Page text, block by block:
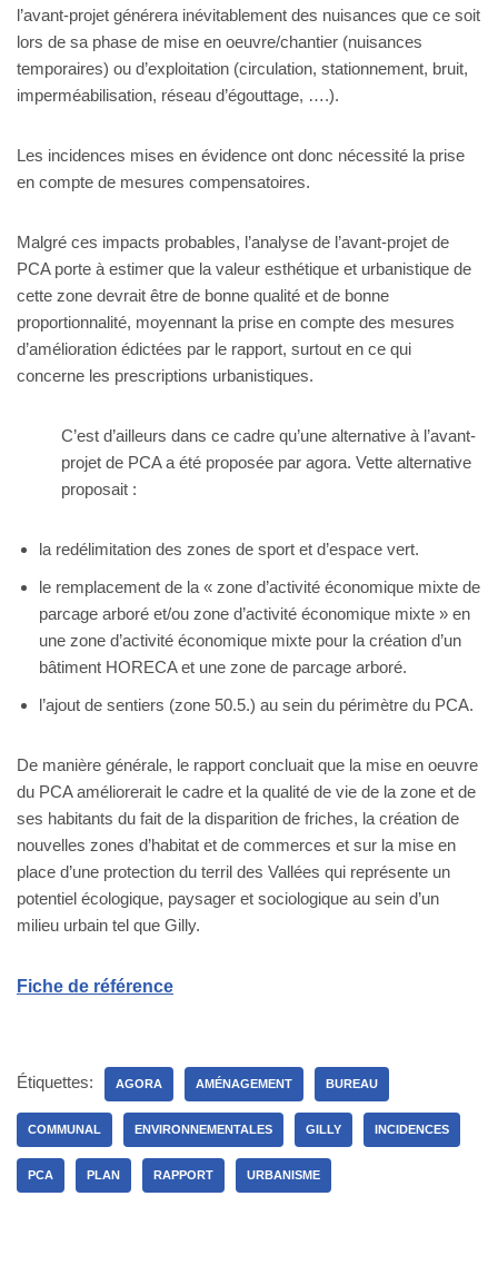
l’avant-projet générera inévitablement des nuisances que ce soit
lors de sa phase de mise en oeuvre/chantier (nuisances
temporaires) ou d’exploitation (circulation, stationnement, bruit,
imperméabilisation, réseau d’égouttage, ….).
Les incidences mises en évidence ont donc nécessité la prise
en compte de mesures compensatoires.
Malgré ces impacts probables, l’analyse de l’avant-projet de
PCA porte à estimer que la valeur esthétique et urbanistique de
cette zone devrait être de bonne qualité et de bonne
proportionnalité, moyennant la prise en compte des mesures
d’amélioration édictées par le rapport, surtout en ce qui
concerne les prescriptions urbanistiques.
C’est d’ailleurs dans ce cadre qu’une alternative à l’avant-
projet de PCA a été proposée par agora. Vette alternative
proposait :
la redélimitation des zones de sport et d’espace vert.
le remplacement de la « zone d’activité économique mixte de
parcage arboré et/ou zone d’activité économique mixte » en
une zone d’activité économique mixte pour la création d’un
bâtiment HORECA et une zone de parcage arboré.
l’ajout de sentiers (zone 50.5.) au sein du périmètre du PCA.
De manière générale, le rapport concluait que la mise en oeuvre
du PCA améliorerait le cadre et la qualité de vie de la zone et de
ses habitants du fait de la disparition de friches, la création de
nouvelles zones d’habitat et de commerces et sur la mise en
place d’une protection du terril des Vallées qui représente un
potentiel écologique, paysager et sociologique au sein d’un
milieu urbain tel que Gilly.
Fiche de référence
Étiquettes: AGORA AMÉNAGEMENT BUREAU
COMMUNAL ENVIRONNEMENTALES GILLY INCIDENCES
PCA PLAN RAPPORT URBANISME